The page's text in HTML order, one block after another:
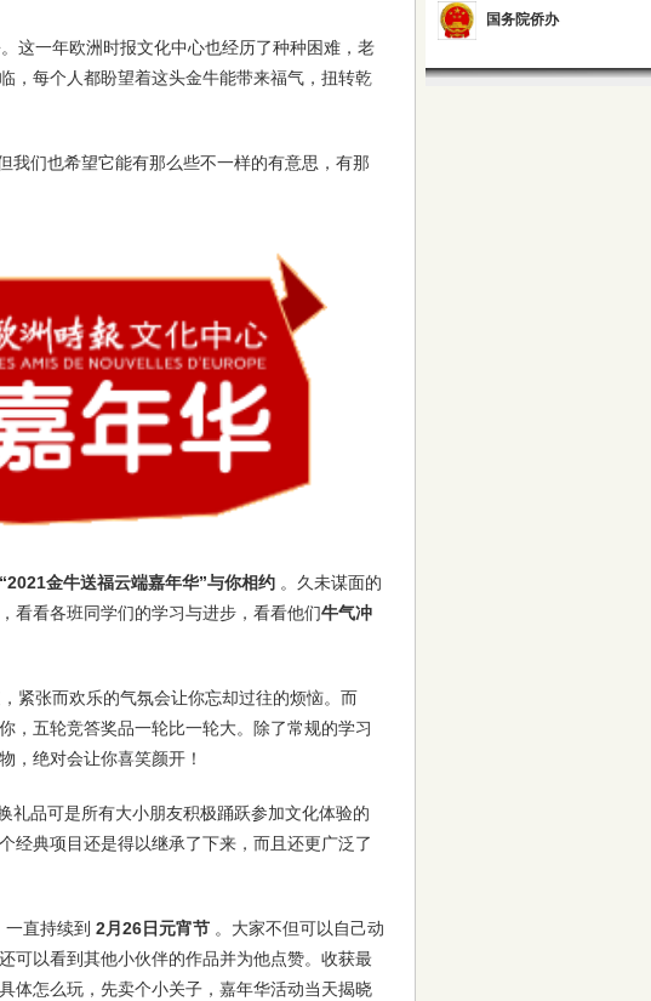
这一年欧洲时报文化中心也经历了种种困难，老
，每个人都盼望着这头金牛能带来福气，扭转乾
我们也希望它能有那么些不一样的有意思，有那
金牛送福云端嘉年华”与你相约 。久未谋面的
看看各班同学们的学习与进步，看看他们牛气冲
，紧张而欢乐的气氛会让你忘却过往的烦恼。而
，五轮竞答奖品一轮比一轮大。除了常规的学习
，绝对会让你喜笑颜开！
礼品可是所有大小朋友积极踊跃参加文化体验的
经典项目还是得以继承了下来，而且还更广泛了
一直持续到 2月26日元宵节 。大家不但可以自己动
可以看到其他小伙伴的作品并为他点赞。收获最
体怎么玩，先卖个小关子，嘉年华活动当天揭晓
国务院侨办